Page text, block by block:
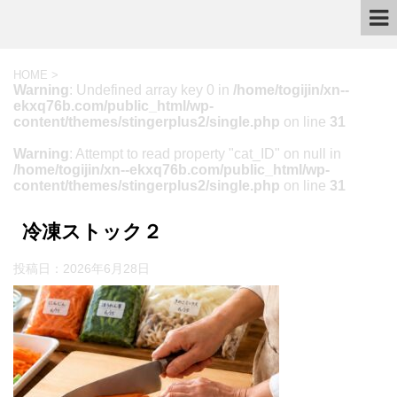
HOME >
Warning: Undefined array key 0 in /home/togijin/xn--
ekxq76b.com/public_html/wp-
content/themes/stingerplus2/single.php on line 31
Warning: Attempt to read property "cat_ID" on null in
/home/togijin/xn--ekxq76b.com/public_html/wp-
content/themes/stingerplus2/single.php on line 31
冷凍ストック２
投稿日： 2026年6月28日